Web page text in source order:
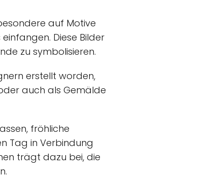
auf Motive
Diese Bilder
zu symbolisieren.
erstellt worden,
auch als Gemälde
fröhliche
Tag in Verbindung
trägt dazu bei, die